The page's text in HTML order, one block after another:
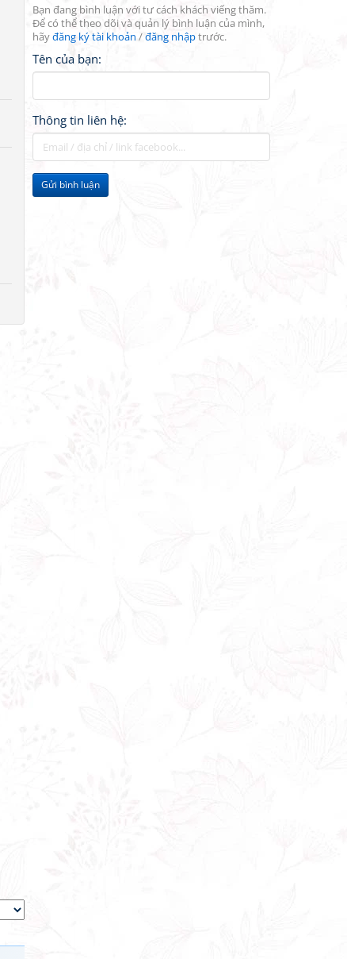
Bạn đang bình luận với tư cách khách viếng thăm.
Để có thể theo dõi và quản lý bình luận của mình,
hãyđăng ký tài khoản /đăng nhậptrước.
Tên của bạn:
Thông tin liên hệ:
Gửi bình luận